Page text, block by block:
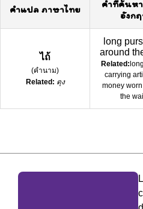
คำแปล ภาษาไทย
คำที่ค้นห
อังก
ไถ้
(คำนาม)
Related: ตุง
long
around
Related:
carrying
money
the